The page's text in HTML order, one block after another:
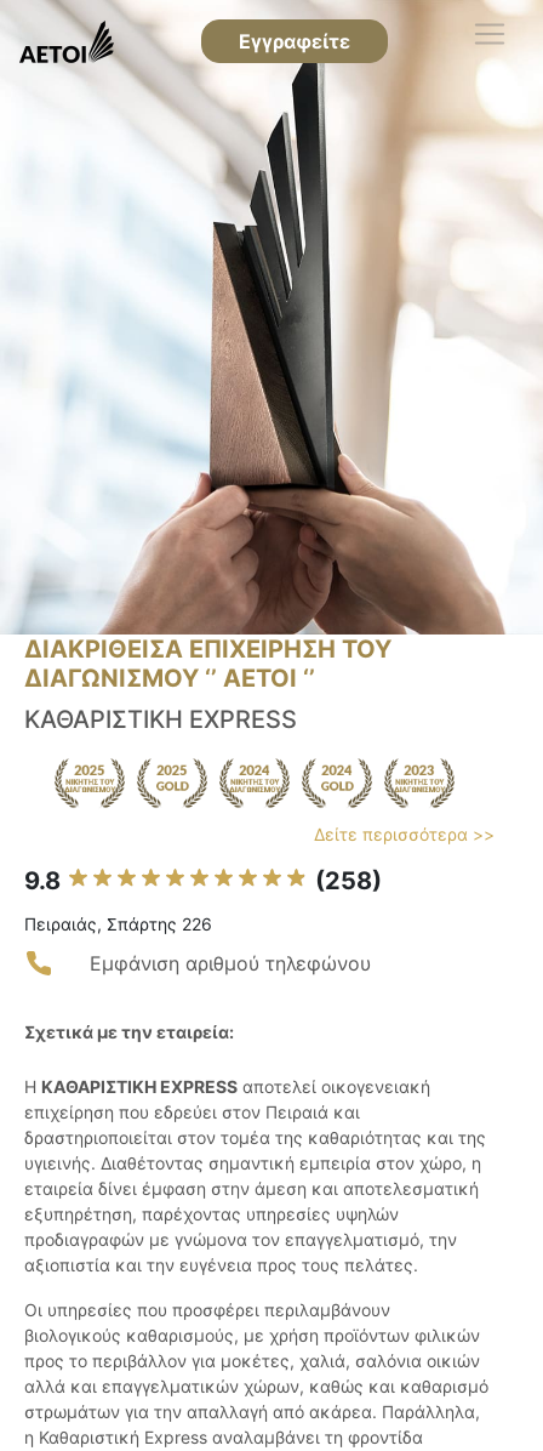
Εγγραφείτε
ΔΙΑΚΡΙΘΕΙΣΑ ΕΠΙΧΕΙΡΗΣΗ ΤΟΥ
ΔΙΑΓΩΝΙΣΜΟΥ ‘’ ΑΕΤΟΙ ‘’
ΚΑΘΑΡΙΣΤΙΚΗ EXPRESS
Δείτε περισσότερα >>
9.8 (258)
Πειραιάς, Σπάρτης 226
Εμφάνιση αριθμού τηλεφώνου
Σχετικά με την εταιρεία:
Η ΚΑΘΑΡΙΣΤΙΚΗ EXPRESS αποτελεί οικογενειακή
επιχείρηση που εδρεύει στον Πειραιά και
δραστηριοποιείται στον τομέα της καθαριότητας και της
υγιεινής. Διαθέτοντας σημαντική εμπειρία στον χώρο, η
εταιρεία δίνει έμφαση στην άμεση και αποτελεσματική
εξυπηρέτηση, παρέχοντας υπηρεσίες υψηλών
προδιαγραφών με γνώμονα τον επαγγελματισμό, την
αξιοπιστία και την ευγένεια προς τους πελάτες.
Οι υπηρεσίες που προσφέρει περιλαμβάνουν
βιολογικούς καθαρισμούς, με χρήση προϊόντων φιλικών
προς το περιβάλλον για μοκέτες, χαλιά, σαλόνια οικιών
αλλά και επαγγελματικών χώρων, καθώς και καθαρισμό
στρωμάτων για την απαλλαγή από ακάρεα. Παράλληλα,
η Καθαριστική Express αναλαμβάνει τη φροντίδα